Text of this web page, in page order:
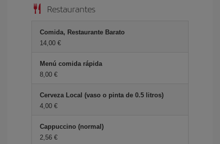
Restaurantes
Comida, Restaurante Barato
14,00 €
Menú comida rápida
8,00 €
Cerveza Local (vaso o pinta de 0.5 litros)
4,00 €
Cappuccino (normal)
2,56 €